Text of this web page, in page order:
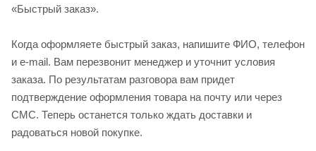
«Быстрый заказ».
Когда оформляете быстрый заказ, напишите ФИО, телефон
и e-mail. Вам перезвонит менеджер и уточнит условия
заказа. По результатам разговора вам придет
подтверждение оформления товара на почту или через
СМС. Теперь останется только ждать доставки и
радоваться новой покупке.